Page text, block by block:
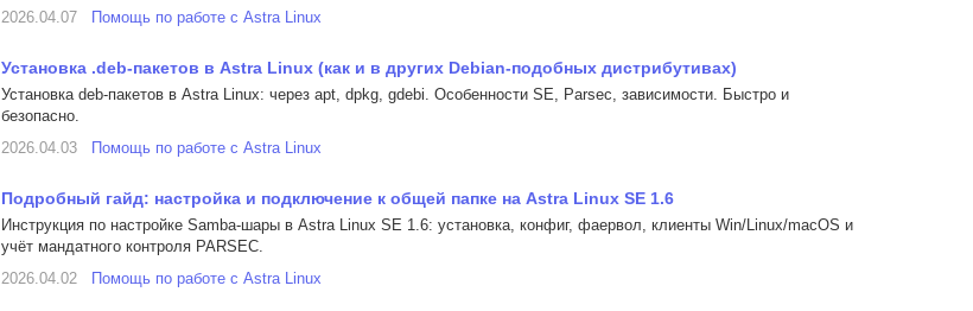
2026.04.07
Помощь по работе с Astra Linux
Установка .deb-пакетов в Astra Linux (как и в других Debian-подобных дистрибутивах)
Установка deb-пакетов в Astra Linux: через apt, dpkg, gdebi. Особенности SE, Parsec, зависимости. Быстро и
безопасно.
2026.04.03
Помощь по работе с Astra Linux
Подробный гайд: настройка и подключение к общей папке на Astra Linux SE 1.6
Инструкция по настройке Samba-шары в Astra Linux SE 1.6: установка, конфиг, фаервол, клиенты Win/Linux/macOS и
учёт мандатного контроля PARSEC.
2026.04.02
Помощь по работе с Astra Linux